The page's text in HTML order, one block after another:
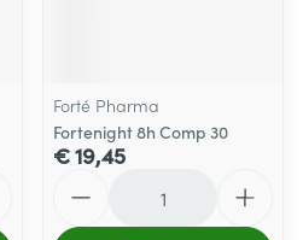
Forté Pharma
Fortenight 8h Comp 30
€ 19,45